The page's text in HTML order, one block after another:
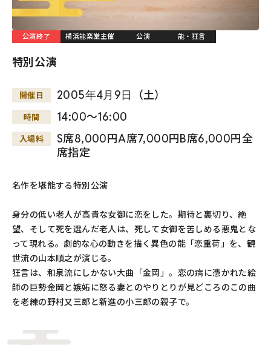
公演終了 横浜能楽堂主催 公演 能・狂言
特別公演
開催日 2005年4月 9日 （土）
時間 14:00～16:00
入場料
S席8,000円A席7,000円B席6,000円全
席指定
名作を堪能する特別公演
身分の低い老人が高貴な女御に恋をした。期待と裏切り、絶
望、そして死を選んだ老人は、死して女御を苦しめる悪鬼とな
って現れる。劇的な心の動きを描く異色の能「恋重荷」を、観
世流の山本順之が演じる。
狂言は、和泉流にしかない大曲「金岡」。恋の病に憑かれた絵
師の巨勢金岡と嫉妬に怒る妻とのやりとりが見どころのこの曲
を老練の野村又三郎と新進の小三郎の親子で。